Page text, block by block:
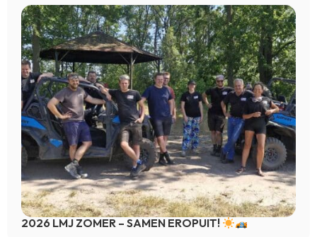
2026 LMJ ZOMER – SAMEN EROPUIT!